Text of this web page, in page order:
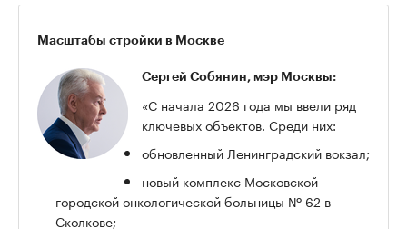
Масштабы стройки в Москве
Сергей Собянин, мэр Москвы:
«С начала 2026 года мы ввели ряд
ключевых объектов. Среди них:
обновленный Ленинградский вокзал;
новый комплекс Московской
городской онкологической больницы № 62 в
Сколкове;